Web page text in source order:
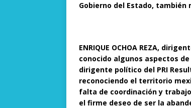
Gobierno del Estado, también
ENRIQUE OCHOA REZA,
conocido algunos aspectos
dirigente político del PRI
reconociendo el territorio
falta de coordinación y
el firme deseo de ser la